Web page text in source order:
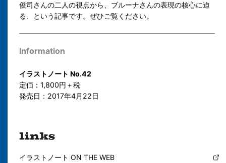
俊司さんの二人の視点から、ブルーナさんの表現の核心に迫
る、という記事です。ぜひご覧ください。
Information
イラストノート No.42
定価：1,800円＋税
発売日：2017年4月22日
イラストノート ON THE WEB